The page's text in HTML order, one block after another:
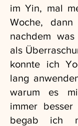
im Yin, mal
Woche,
nachdem
als
konnte ich
lang
warum es
immer
begab ich